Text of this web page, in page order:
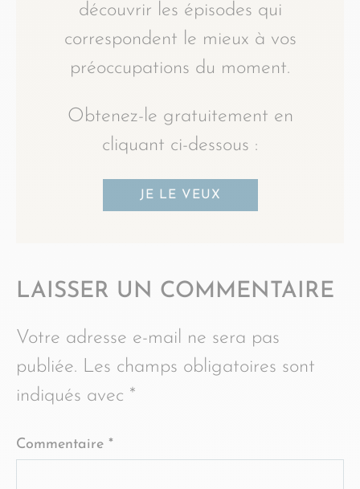
découvrir les épisodes qui
correspondent le mieux à vos
préoccupations du moment.
Obtenez-le gratuitement en
cliquant ci-dessous :
JE LE VEUX
LAISSER UN COMMENTAIRE
Votre adresse e-mail ne sera pas
publiée. Les champs obligatoires sont
indiqués avec *
Commentaire *